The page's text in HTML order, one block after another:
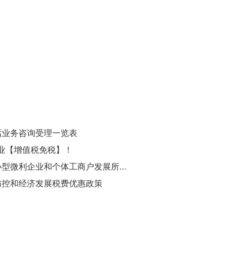
务咨询受理一览表
增值税免税】！
型微利企业和个体工商户发展所...
和经济发展税费优惠政策